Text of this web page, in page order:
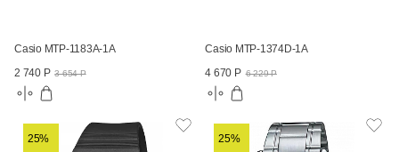
Casio MTP-1183A-1A
2 740 Р 3 654 Р
Casio MTP-1374D-1A
4 670 Р 6 229 Р
25% 25%